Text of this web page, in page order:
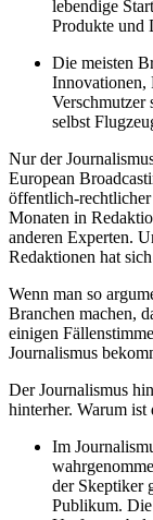
lebendige
Produkte und
Die meisten
Innovationen,
Verschmutzer
selbst
Nur der
European
öffentlich-
Monaten in
anderen Experten.
Redaktionen hat
Wenn man so
Branchen machen,
einigen Fällen
Journalismus
Der Journalismus
hinterher. Warum ist
Im
der Skeptiker
Publikum.